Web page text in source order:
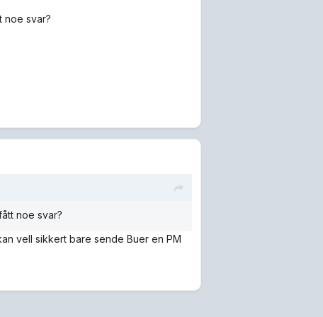
noe svar?
noe svar?
vell sikkert bare sende Buer en PM